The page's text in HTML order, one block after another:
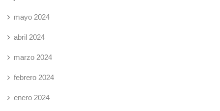
mayo 2024
abril 2024
marzo 2024
febrero 2024
enero 2024